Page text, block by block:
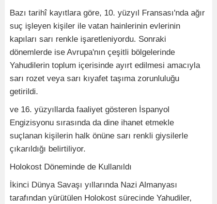
Bazı tarihî kayıtlara göre, 10. yüzyıl Fransası'nda ağır
suç işleyen kişiler ile vatan hainlerinin evlerinin
kapıları sarı renkle işaretleniyordu. Sonraki
dönemlerde ise Avrupa'nın çeşitli bölgelerinde
Yahudilerin toplum içerisinde ayırt edilmesi amacıyla
sarı rozet veya sarı kıyafet taşıma zorunluluğu
getirildi.
ve 16. yüzyıllarda faaliyet gösteren İspanyol
Engizisyonu sırasında da dine ihanet etmekle
suçlanan kişilerin halk önüne sarı renkli giysilerle
çıkarıldığı belirtiliyor.
Holokost Döneminde de Kullanıldı
İkinci Dünya Savaşı yıllarında Nazi Almanyası
tarafından yürütülen Holokost sürecinde Yahudiler,